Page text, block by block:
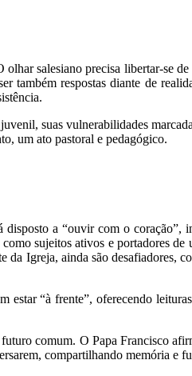
salesiano precisa libertar-se
também respostas diante de
suas vulnerabilidades
um ato pastoral e pedagógico.
a “ouvir com o
sujeitos ativos e portadores
da Igreja, ainda são desafiadores,
“à frente”, oferecendo
comum. O Papa Francisco
compartilhando memória e